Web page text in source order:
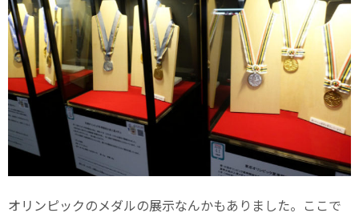
オリンピックのメダルの展示なんかもありました。ここで